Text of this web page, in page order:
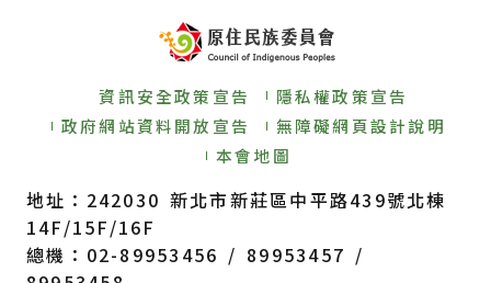
資訊安全政策宣告
隱私權政策宣告
政府網站資料開放宣告
無障礙網頁設計說明
本會地圖
地址：242030 新北市新莊區中平路439號北棟
14F/15F/16F
總機：02-89953456 / 89953457 /